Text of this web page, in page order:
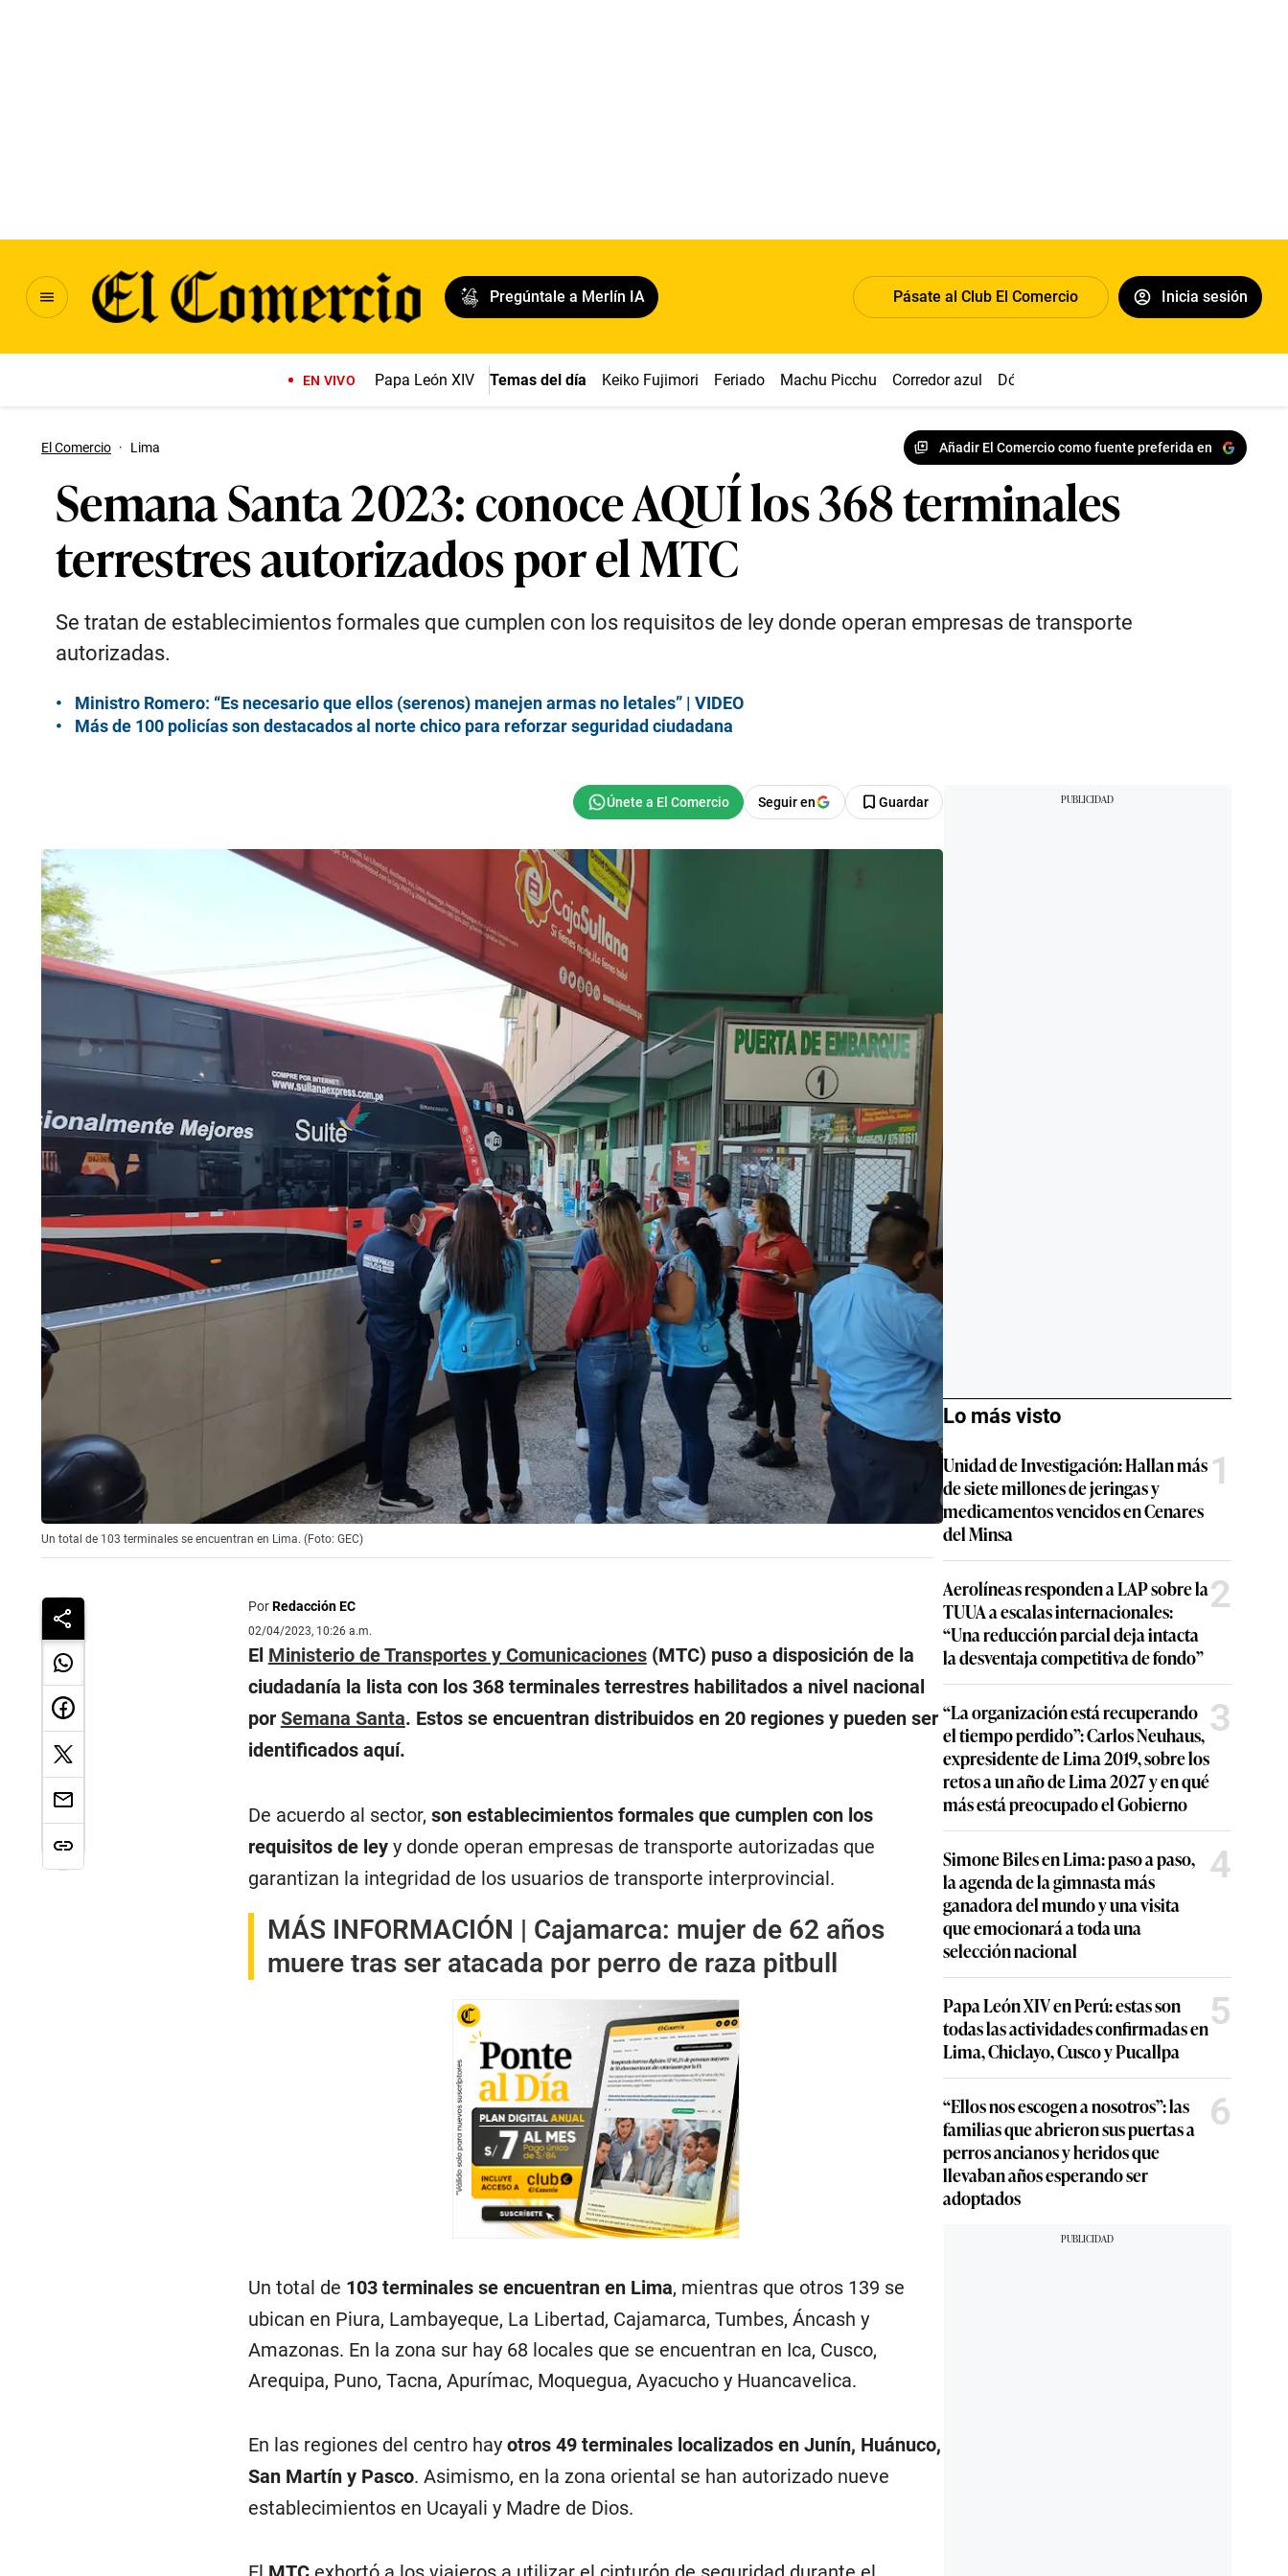
Pregúntale a Merlín IA Pásate al Club El Comercio Inicia sesión
EN VIVO Papa León XIV Temas del día Keiko Fujimori Feriado Machu Picchu Corredor azul Dólar
El Comercio · Lima Añadir El Comercio como fuente preferida en
Semana Santa 2023: conoce AQUÍ los 368 terminales
terrestres autorizados por el MTC
Se tratan de establecimientos formales que cumplen con los requisitos de ley donde operan empresas de transporte
autorizadas.
Ministro Romero: “Es necesario que ellos (serenos) manejen armas no letales” | VIDEO
Más de 100 policías son destacados al norte chico para reforzar seguridad ciudadana
Seguir en Guardar
Un total de 103 terminales se encuentran en Lima. (Foto: GEC)
PorRedacción EC
02/04/2023, 10:26 a.m.
El Ministerio de Transportes y Comunicaciones(MTC) puso a disposición de la
ciudadanía la lista con los 368 terminales terrestres habilitados a nivel nacional
por Semana Santa. Estos se encuentran distribuidos en 20 regiones y pueden ser
identificados aquí.
De acuerdo al sector, son establecimientos formales que cumplen con los
requisitos de leyy donde operan empresas de transporte autorizadas que
garantizan la integridad de los usuarios de transporte interprovincial.
MÁS INFORMACIÓN | Cajamarca: mujer de 62 años
muere tras ser atacada por perro de raza pitbull
Un total de 103 terminales se encuentran en Lima, mientras que otros 139 se
ubican en Piura, Lambayeque, La Libertad, Cajamarca, Tumbes, Áncash y
Amazonas. En la zona sur hay 68 locales que se encuentran en Ica, Cusco,
Arequipa, Puno, Tacna, Apurímac, Moquegua, Ayacucho y Huancavelica.
En las regiones del centro hay otros 49 terminales localizados en Junín, Huánuco,
San Martín y Pasco. Asimismo, en la zona oriental se han autorizado nueve
establecimientos en Ucayali y Madre de Dios.
Lo más visto
Unidad de Investigación: Hallan más
de siete millones de jeringas y
medicamentos vencidos en Cenares
del Minsa
1
Aerolíneas responden a LAP sobre la
TUUA a escalas internacionales:
“Una reducción parcial deja intacta
la desventaja competitiva de fondo”
2
“La organización está recuperando
el tiempo perdido”: Carlos Neuhaus,
expresidente de Lima 2019, sobre los
retos a un año de Lima 2027 y en qué
más está preocupado el Gobierno
3
Simone Biles en Lima: paso a paso,
la agenda de la gimnasta más
ganadora del mundo y una visita
que emocionará a toda una
selección nacional
4
Papa León XIV en Perú: estas son
todas las actividades confirmadas en
Lima, Chiclayo, Cusco y Pucallpa
5
“Ellos nos escogen a nosotros”: las
familias que abrieron sus puertas a
perros ancianos y heridos que
llevaban años esperando ser
adoptados
6